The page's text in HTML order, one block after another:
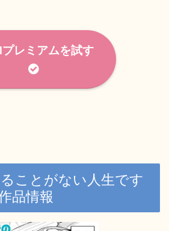
レミアムを試す
ことがない人生です
品情報